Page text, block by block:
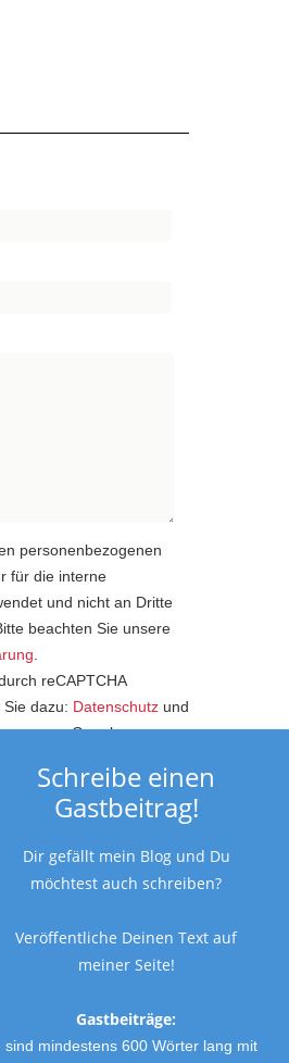
personenbezogenen
für die interne
und nicht an Dritte
beachten Sie unsere
reCAPTCHA
dazu: Datenschutz und
von Google.
zu.
MIT HUMOR
Schreibe einen
Gastbeitrag!
Dir gefällt mein Blog und Du
möchtest auch schreiben?
Veröffentliche Deinen Text auf
meiner Seite!
Gastbeiträge:
sind mindestens 600 Wörter lang mit